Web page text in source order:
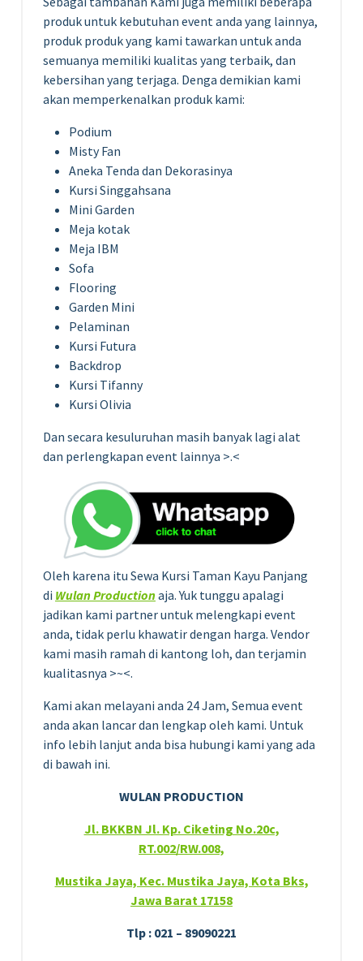
produk untuk kebutuhan event anda yang lainnya,
produk produk yang kami tawarkan untuk anda
semuanya memiliki kualitas yang terbaik, dan
kebersihan yang terjaga. Denga demikian kami
akan memperkenalkan produk kami:
Podium
Misty Fan
Aneka Tenda dan Dekorasinya
Kursi Singgahsana
Mini Garden
Meja kotak
Meja IBM
Sofa
Flooring
Garden Mini
Pelaminan
Kursi Futura
Backdrop
Kursi Tifanny
Kursi Olivia
Dan secara kesuluruhan masih banyak lagi alat
dan perlengkapan event lainnya >.<
Oleh karena itu Sewa Kursi Taman Kayu Panjang
di Wulan Productionaja. Yuk tunggu apalagi
jadikan kami partner untuk melengkapi event
anda, tidak perlu khawatir dengan harga. Vendor
kami masih ramah di kantong loh, dan terjamin
kualitasnya >~<.
Kami akan melayani anda 24 Jam, Semua event
anda akan lancar dan lengkap oleh kami. Untuk
info lebih lanjut anda bisa hubungi kami yang ada
di bawah ini.
WULAN PRODUCTION
Jl. BKKBN Jl. Kp. Ciketing No.20c,
RT.002/RW.008,
Mustika Jaya, Kec. Mustika Jaya, Kota Bks,
Jawa Barat 17158
Tlp : 021 – 89090221